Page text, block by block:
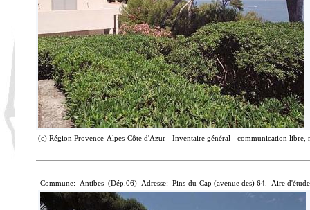
(c) Région Provence-Alpes-Côte d'Azur - Inventaire général - communication libre,
Commune: Antibes (Dép.06) Adresse: Pins-du-Cap (avenue des) 64. Aire